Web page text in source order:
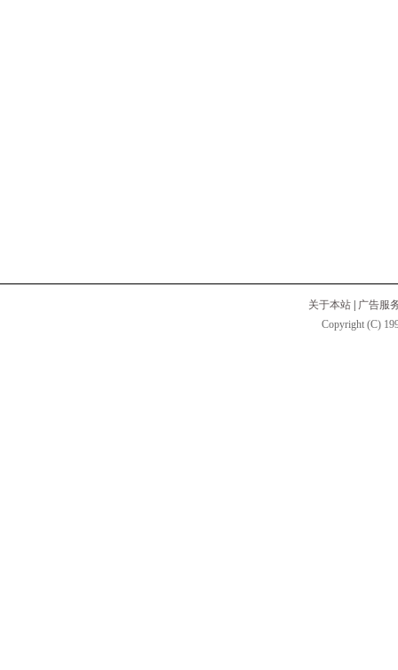
关于本站
广告服
Copyright (C)